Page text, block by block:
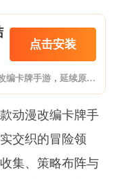
点击安装
《圣剑之刃》是一款动漫改编卡牌手游，延续原作热血世界观，打造虚实交织的冒险领域。集结经典人气角色，融合卡牌收集、策略布阵与养成玩法，搭配专属羁绊伙伴，闯荡秘境争夺秘宝，开启专属刀剑冒险征程！【经典角色复刻】精致建模打磨细节质感，深度刻画原著人气角色！桐人冷峻飒爽、亚丝娜灵动柔美，贴合角色独有气质，颜值画质双在线，满足收集养成喜好！【策略羁绊对战】多样职业随心挑选，角色专属技能各具特色！自由搭配技能
动漫改编卡牌手
交织的冒险领
集、策略布阵与